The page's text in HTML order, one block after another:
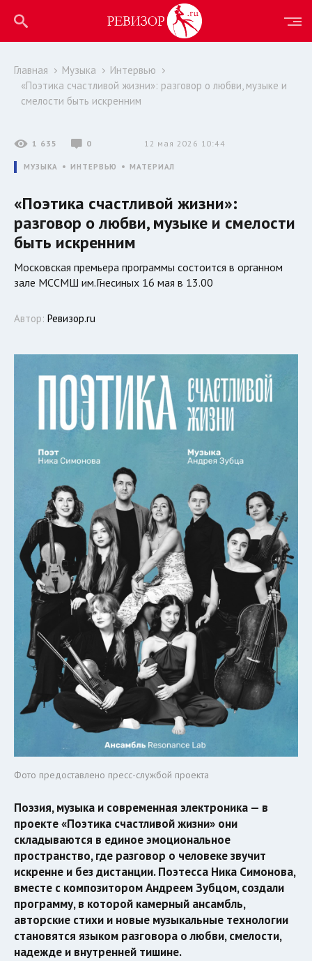
Главная Музыка
Интервью
«Поэтика счастливой жизни»: разговор о любви, музыке и
смелости быть искренним
1 635 0 12 мая 2026 10:44
МУЗЫКА ИНТЕРВЬЮ МАТЕРИАЛ
«Поэтика счастливой жизни»:
разговор о любви, музыке и смелости
быть искренним
Московская премьера программы состоится в органном
зале МССМШ им.Гнесиных 16 мая в 13.00
Автор: Ревизор.ru
Фото предоставлено пресс-службой проекта
Поэзия, музыка и современная электроника — в
проекте «Поэтика счастливой жизни» они
складываются в единое эмоциональное
пространство, где разговор о человеке звучит
искренне и без дистанции. Поэтесса Ника Симонова,
вместе с композитором Андреем Зубцом, создали
программу, в которой камерный ансамбль,
авторские стихи и новые музыкальные технологии
становятся языком разговора о любви, смелости,
надежде и внутренней тишине.